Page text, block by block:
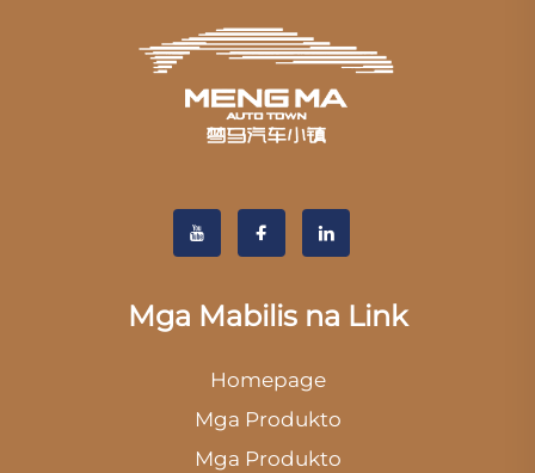
Mga Mabilis na Link
Homepage
Mga Produkto
Mga Produkto